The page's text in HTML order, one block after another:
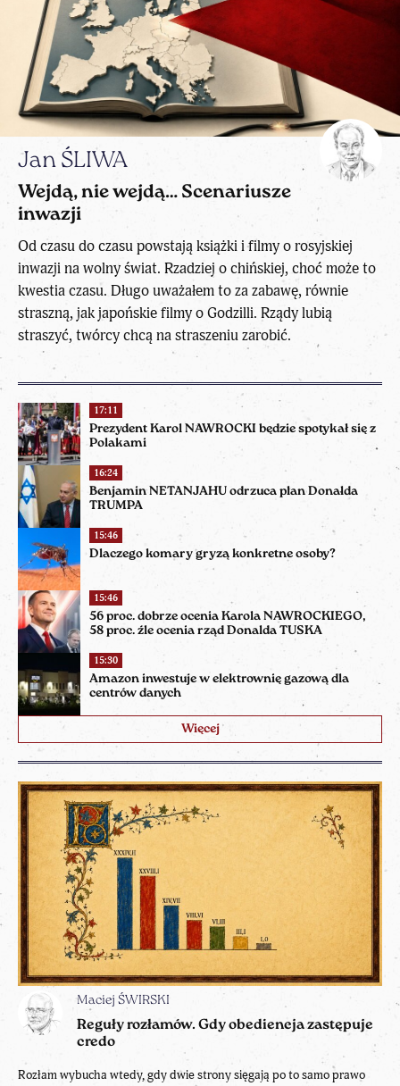
17:11
Prezydent Karol NAWROCKI będzie spotykał się z
Polakami
16:24
Benjamin NETANJAHU odrzuca plan Donalda
TRUMPA
15:46
Dlaczego komary gryzą konkretne osoby?
15:46
56 proc. dobrze ocenia Karola NAWROCKIEGO,
58 proc. źle ocenia rząd Donalda TUSKA
15:30
Amazon inwestuje w elektrownię gazową dla
centrów danych
Więcej
Jan ŚLIWA
Wejdą, nie wejdą… Scenariusze
inwazji
Od czasu do czasu powstają książki i filmy o rosyjskiej
inwazji na wolny świat. Rzadziej o chińskiej, choć może to
kwestia czasu. Długo uważałem to za zabawę, równie
straszną, jak japońskie filmy o Godzilli. Rządy lubią
straszyć, twórcy chcą na straszeniu zarobić.
Maciej ŚWIRSKI
Reguły rozłamów. Gdy obediencja zastępuje
credo
Rozłam wybucha wtedy, gdy dwie strony sięgają po to samo prawo